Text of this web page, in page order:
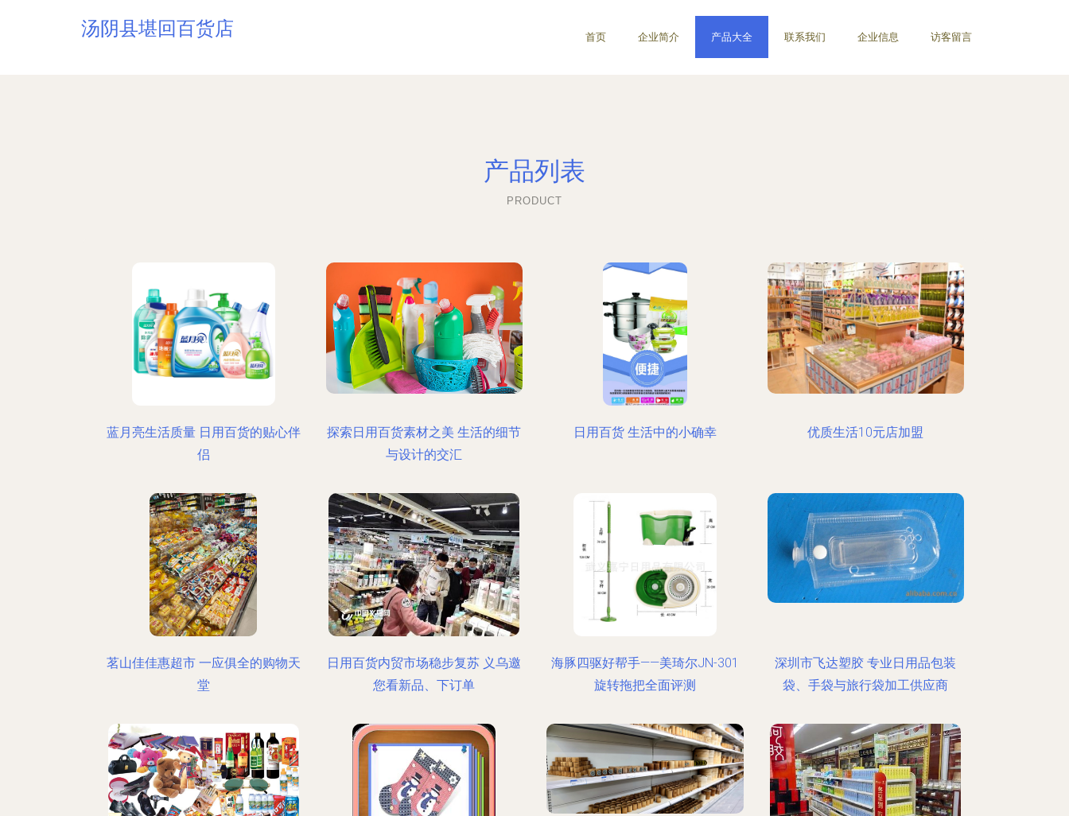
汤阴县堪回百货店 首页 企业简介 产品大全 联系我们 企业信息 访客留言
产品列表
PRODUCT
蓝月亮生活质量 日用百货的贴心伴
侣
探索日用百货素材之美 生活的细节
与设计的交汇
日用百货 生活中的小确幸 优质生活10元店加盟
茗山佳佳惠超市 一应俱全的购物天
堂
日用百货内贸市场稳步复苏 义乌邀
您看新品、下订单
海豚四驱好帮手——美琦尔JN-301
旋转拖把全面评测
深圳市飞达塑胶 专业日用品包装
袋、手袋与旅行袋加工供应商